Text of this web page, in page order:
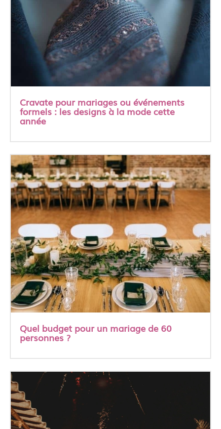
Cravate pour mariages ou événements
formels : les designs à la mode cette
année
Quel budget pour un mariage de 60
personnes ?